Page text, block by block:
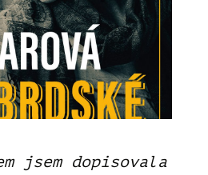
jsem dopisovala